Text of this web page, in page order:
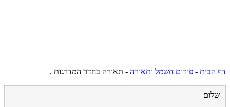
דף הבית - פורום חשמל ותאורה - תאורה בחדר המדרגות .
שלום